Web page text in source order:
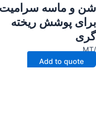
شن و ماسه سرامیت
برای پوشش ریخته
گری
/MT
Add to quote